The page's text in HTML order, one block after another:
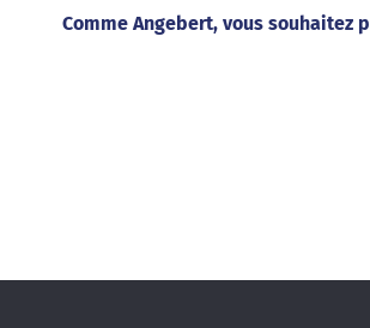
Comme Angebert, vous